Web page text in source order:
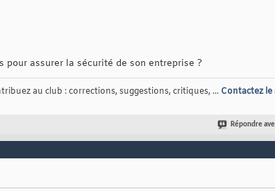
pour assurer la sécurité de son entreprise ?
au club : corrections, suggestions, critiques, ... Contactez le
Répondre